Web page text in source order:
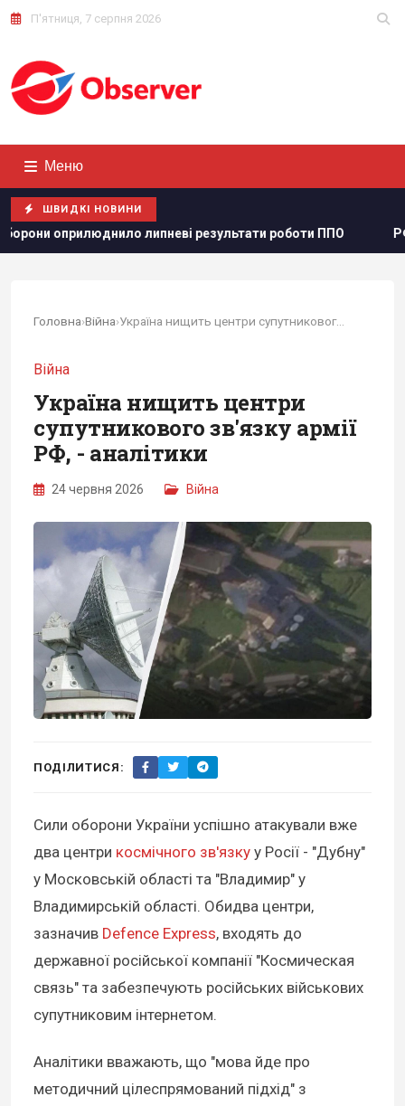
П'ятниця, 7 серпня 2026
Меню
ШВИДКІ НОВИНИ
липневі результати роботи ППО РФ нарощує
Головна›Війна› Україна нищить центри супутникового зв'язку...
Війна
Україна нищить центри
супутникового зв'язку армії
РФ, - аналітики
24 червня 2026 Війна
ПОДІЛИТИСЯ:
Сили оборони України успішно атакували вже
два центри космічного зв'язку у Росії - "Дубну"
у Московській області та "Владимир" у
Владимирській області. Обидва центри,
зазначив Defence Express, входять до
державної російської компанії "Космическая
связь" та забезпечують російських військових
супутниковим інтернетом.
Аналітики вважають, що "мова йде про
методичний цілеспрямований підхід" з